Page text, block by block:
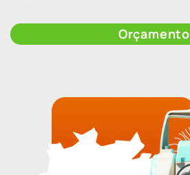
Orçamento